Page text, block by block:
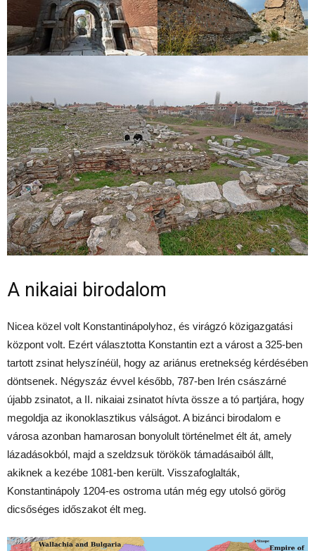
A nikaiai birodalom
Nicea közel volt Konstantinápolyhoz, és virágzó közigazgatási
központ volt. Ezért választotta Konstantin ezt a várost a 325-ben
tartott zsinat helyszínéül, hogy az ariánus eretnekség kérdésében
döntsenek. Négyszáz évvel később, 787-ben Irén császárné
újabb zsinatot, a II. nikaiai zsinatot hívta össze a tó partjára, hogy
megoldja az ikonoklasztikus válságot. A bizánci birodalom e
városa azonban hamarosan bonyolult történelmet élt át, amely
lázadásokból, majd a szeldzsuk törökök támadásaiból állt,
akiknek a kezébe 1081-ben került. Visszafoglalták,
Konstantinápoly 1204-es ostroma után még egy utolsó görög
dicsőséges időszakot élt meg.